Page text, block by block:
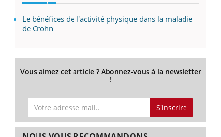
Le bénéfices de l'activité physique dans la maladie
de Crohn
Vous aimez cet article ? Abonnez-vous à la newsletter
!
S'inscrire